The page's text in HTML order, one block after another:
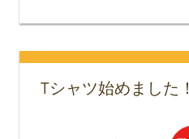
Tシャツ始めました！